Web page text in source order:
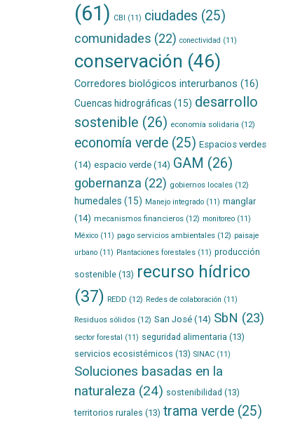
(61) CBI (11) ciudades (25)
comunidades (22) conectividad (11)
conservación (46)
Corredores biológicos interurbanos (16)
Cuencas hidrográficas (15) desarrollo
sostenible (26) economía solidaria (12)
economía verde(25) Espacios verdes
(14) espacio verde(14) GAM (26)
gobernanza (22) gobiernos locales(12)
humedales (15) Manejo integrado(11) manglar
(14) mecanismos financieros(12) monitoreo(11)
México(11) pago servicios ambientales(12) paisaje
urbano(11) Plantaciones forestales(11) producción
sostenible(13) recurso hídrico
(37) REDD (12) Redes de colaboración (11)
Residuos sólidos(12) San José(14) SbN (23)
sector forestal (11) seguridad alimentaria (13)
servicios ecosistémicos (13) SINAC(11)
Soluciones basadas en la
naturaleza (24) sostenibilidad (13)
territorios rurales (13) trama verde(25)